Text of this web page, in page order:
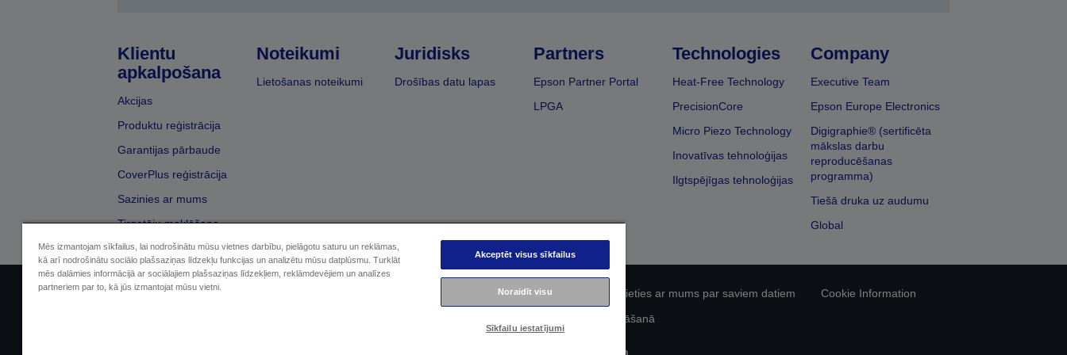
Klientu
apkalpošana
Akcijas
Produktu reģistrācija
Garantijas pārbaude
CoverPlus reģistrācija
Sazinies ar mums
Tirgotāju meklēšana
Noteikumi
Lietošanas noteikumi
Juridisks
Drošības datu lapas
Partners
Epson Partner Portal
LPGA
Technologies
Heat-Free Technology
PrecisionCore
Micro Piezo Technology
Inovatīvas tehnoloģijas
Ilgtspējīgas tehnoloģijas
Company
Executive Team
Epson Europe Electronics
Digigraphie® (sertificēta
mākslas darbu
reproducēšanas
programma)
Tiešā druka uz audumu
Global
Sellers Identification EU Data Act Compliance Sazinieties ar mums par saviem datiem
Cookie Information
Epson apņemšanās pieejamības nodrošināšanā
Autortiesības (c) 2026 Seiko Epson
Mēs izmantojam sīkfailus, lai nodrošinātu mūsu vietnes darbību, pielāgotu saturu un reklāmas,
kā arī nodrošinātu sociālo plašsaziņas līdzekļu funkcijas un analizētu mūsu datplūsmu. Turklāt
mēs dalāmies informācijā ar sociālajiem plašsaziņas līdzekļiem, reklāmdevējiem un analīzes
partneriem par to, kā jūs izmantojat mūsu vietni.
Akceptēt visus sīkfailus
Noraidīt visu
Sīkfailu iestatījumi